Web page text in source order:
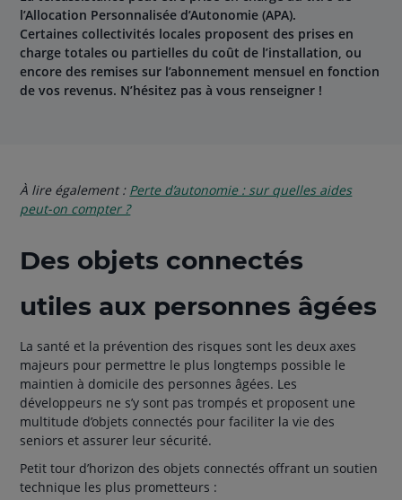
l’Allocation Personnalisée d’Autonomie (APA).
Certaines collectivités locales proposent des prises en
charge totales ou partielles du coût de l’installation, ou
encore des remises sur l’abonnement mensuel en fonction
de vos revenus. N’hésitez pas à vous renseigner !
À lire également : Perte d’autonomie : sur quelles aides
peut-on compter ?
Des objets connectés
utiles aux personnes âgées
La santé et la prévention des risques sont les deux axes
majeurs pour permettre le plus longtemps possible le
maintien à domicile des personnes âgées. Les
développeurs ne s’y sont pas trompés et proposent une
multitude d’objets connectés pour faciliter la vie des
seniors et assurer leur sécurité.
Petit tour d’horizon des objets connectés offrant un soutien
technique les plus prometteurs :